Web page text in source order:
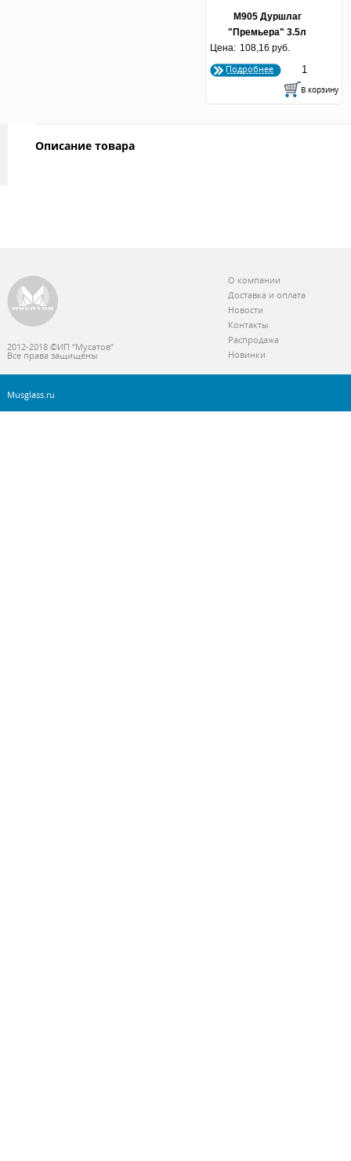
М905 Дуршлаг
"Премьера" 3.5л
Цена: 108,16 руб.
Подробнее
Описание товара
2012-2018 ©ИП “Мусатов”
Все права защищены
О компании
Доставка и оплата
Новости
Контакты
Распродажа
Новинки
Musglass.ru